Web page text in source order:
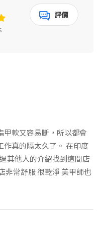
評價
甲軟又容易斷，所以都會
真的隔太久了。 在印度
其他人的介紹找到這間店
非常舒服 很乾淨 美甲師也